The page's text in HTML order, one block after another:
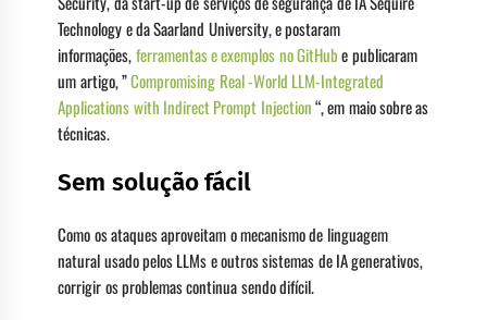
Technology e da Saarland University, e postaram
informações,ferramentas e exemplos no GitHube publicaram
um artigo, ”Compromising Real -World LLM-Integrated
Applications with Indirect Prompt Injection“, em maio sobre as
técnicas.
Sem solução fácil
Como os ataques aproveitam o mecanismo de linguagem
natural usado pelos LLMs e outros sistemas de IA generativos,
corrigir os problemas continua sendo difícil.